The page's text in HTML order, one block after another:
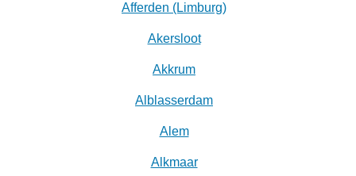
Afferden (Limburg)
Akersloot
Akkrum
Alblasserdam
Alem
Alkmaar